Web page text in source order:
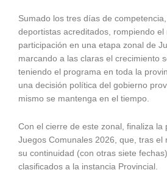
Sumado los tres días de
deportistas acreditados, rompiendo el
participación en una etapa zonal de
marcando a las claras el crecimiento
teniendo el programa en toda la
una decisión política del gobierno
mismo se mantenga en el tiempo.
Con el cierre de este zonal, finaliza la
Juegos Comunales 2026, que, tras el
su continuidad (con otras siete
clasificados a la instancia Provincial.